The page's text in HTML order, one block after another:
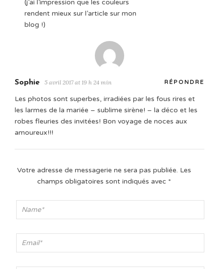
(j’ai l’impression que les couleurs
rendent mieux sur l’article sur mon
blog !)
Sophie 5 avril 2017 at 19 h 24 min RÉPONDRE
Les photos sont superbes, irradiées par les fous rires et
les larmes de la mariée – sublime sirène! – la déco et les
robes fleuries des invitées! Bon voyage de noces aux
amoureux!!!
Votre adresse de messagerie ne sera pas publiée. Les
champs obligatoires sont indiqués avec *